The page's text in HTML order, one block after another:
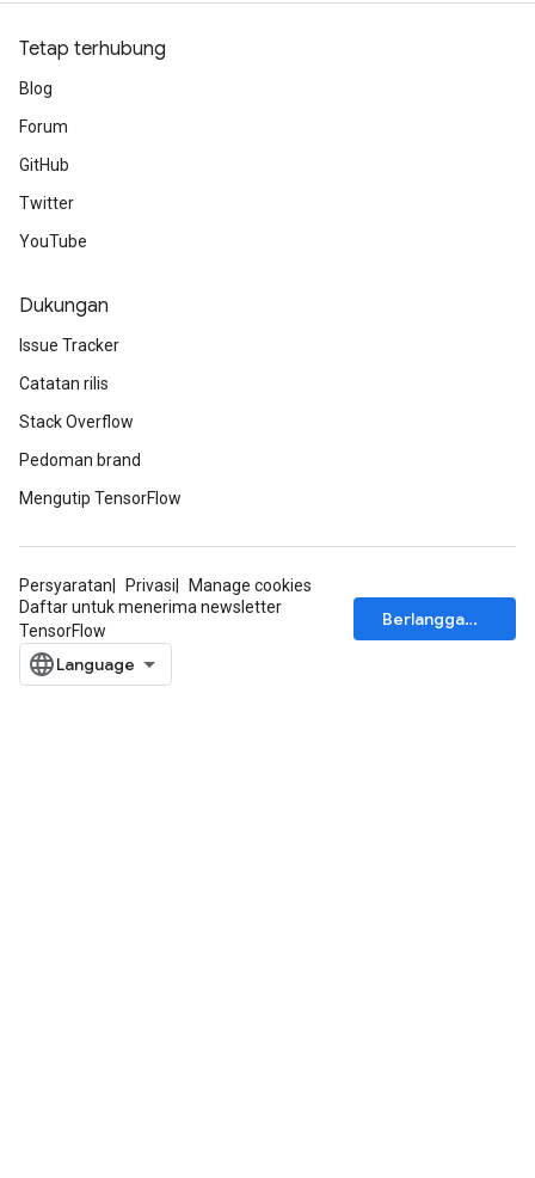
Tetap terhubung
Blog
Forum
GitHub
Twitter
YouTube
Dukungan
Issue Tracker
Catatan rilis
Stack Overflow
Pedoman brand
Mengutip TensorFlow
Persyaratan Privasi
Manage cookies
Daftar untuk menerima newsletter
TensorFlow
Berlangganan